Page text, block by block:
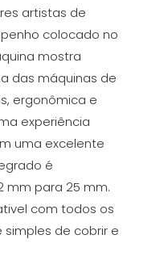
artistas de
colocado no
mostra
das máquinas de
ergonômica e
experiência
uma excelente
é
mm para 25 mm.
com todos os
de cobrir e